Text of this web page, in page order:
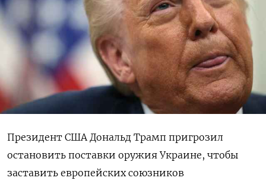
Президент США Дональд Трамп пригрозил
остановить поставки оружия Украине, чтобы
заставить европейских союзников